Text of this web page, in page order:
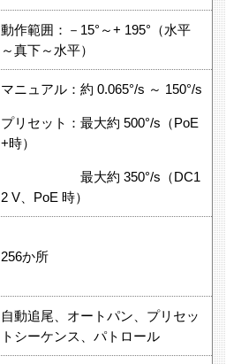
動作範囲：－15°～+ 195°（水平
～真下～水平）
マニュアル：約 0.065°/s ～ 150°/s
プリセット：最大約 500°/s（PoE
+時）
最大約 350°/s（DC1
2 V、PoE 時）
256か所
自動追尾、オートパン、プリセッ
トシーケンス、パトロール